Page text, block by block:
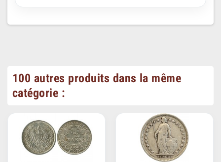
100 autres produits dans la même
catégorie :